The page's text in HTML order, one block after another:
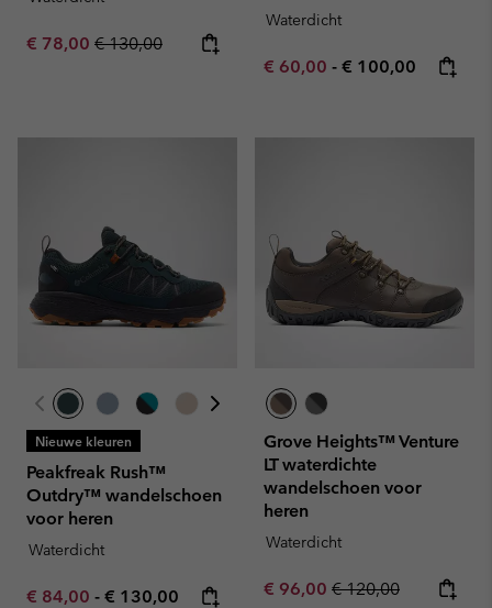
Sale price:
€ 78,00 Regular price:
€ 130,00
Waterdicht
Minimum sale price:
€ 60,00 - Maximum price:
€ 100,00
Nieuwe kleuren
Peakfreak Rush™
Outdry™ wandelschoen
voor heren
Waterdicht
Minimum sale price:
€ 84,00 - Maximum price:
€ 130,00
Grove Heights™ Venture
LT waterdichte
wandelschoen voor
heren
Waterdicht
Sale price:
€ 96,00 Regular price:
€ 120,00